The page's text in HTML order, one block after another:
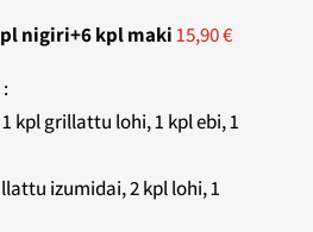
nigiri+6 kpl maki 15,90 €
:
kpl grillattu lohi, 1 kpl ebi, 1
izumidai, 2 kpl lohi, 1